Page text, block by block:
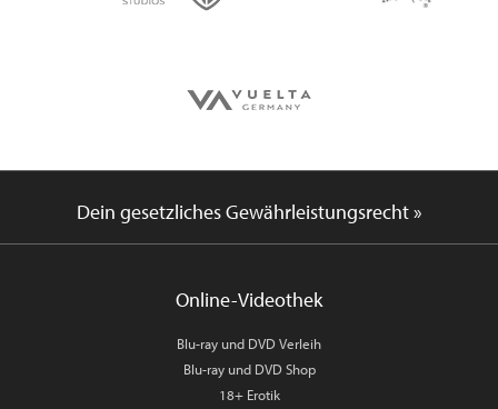
Dein gesetzliches Gewährleistungsrecht »
Online-Videothek
Blu-ray und DVD Verleih
Blu-ray und DVD Shop
18+ Erotik